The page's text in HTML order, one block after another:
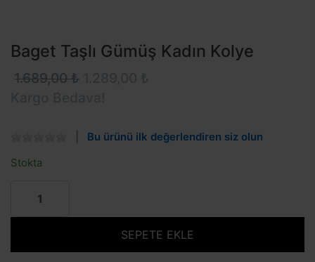
Baget Taşlı Gümüş Kadın Kolye
1.689,00 ₺
Bu ürünü ilk değerlendiren siz olun
Stokta
SEPETE EKLE